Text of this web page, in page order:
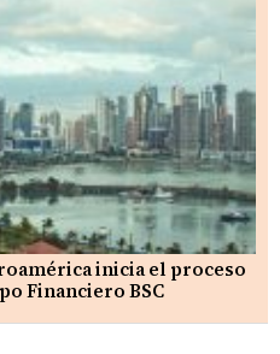
inicia el proceso
Financiero BSC